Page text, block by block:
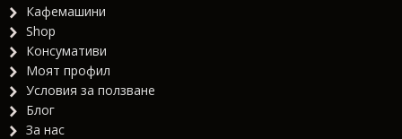
Кафемашини
Shop
Консумативи
Моят профил
Условия за ползване
Блог
За нас